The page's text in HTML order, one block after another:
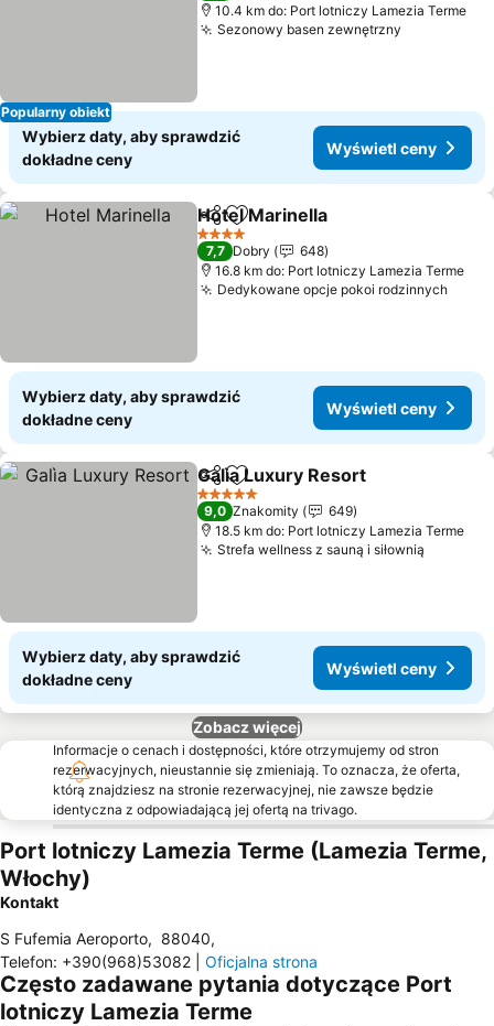
Popularny obiekt
10.4 km do: Port lotniczy Lamezia Terme
Sezonowy basen zewnętrzny
Wybierz daty, aby sprawdzić
dokładne ceny
Wyświetl ceny
Udostępnij
Dodaj do ulubionych
Hotel Marinella
4 Kategoria
7,7 Dobry
648
16.8 km do: Port lotniczy Lamezia Terme
Dedykowane opcje pokoi rodzinnych
Wybierz daty, aby sprawdzić
dokładne ceny
Wyświetl ceny
Udostępnij
Dodaj do ulubionych
Galìa Luxury Resort
5 Kategoria
9,0 Znakomity
649
18.5 km do: Port lotniczy Lamezia Terme
Strefa wellness z sauną i siłownią
Wybierz daty, aby sprawdzić
dokładne ceny
Wyświetl ceny
Zobacz więcej
Informacje o cenach i dostępności, które otrzymujemy od stron
rezerwacyjnych, nieustannie się zmieniają. To oznacza, że oferta,
którą znajdziesz na stronie rezerwacyjnej, nie zawsze będzie
identyczna z odpowiadającą jej ofertą na trivago.
Port lotniczy Lamezia Terme (Lamezia Terme,
Włochy)
Kontakt
S Fufemia Aeroporto, 88040,
Telefon: +390(968)53082 Oficjalna strona
Często zadawane pytania dotyczące Port
lotniczy Lamezia Terme